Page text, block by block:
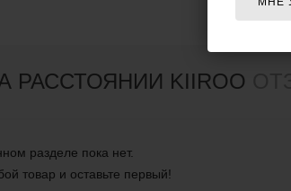
РАССТОЯНИИ KIIROO
разделе пока нет.
товар и оставьте первый!